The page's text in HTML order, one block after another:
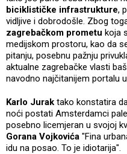
biciklističke infrastrukture,
vidljive i dobrodošle. Zbog
zagrebačkom prometu koja
medijskom prostoru, kao da
pitanju, posebnu pažnju
aktualne zagrebačke vlasti
navodno najčitanijem portalu
Karlo Jurak tako konstatira
noći postati Amsterdamci
posebno licemjeran u svojoj
Gorana Vojkovića "Fina
idu na posao. To je idiotarija".